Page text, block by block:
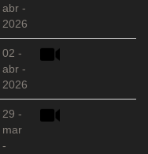
abr -
2026
02 -
abr -
2026
29 -
mar
-